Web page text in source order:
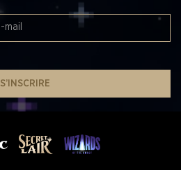
S’INSCRIRE